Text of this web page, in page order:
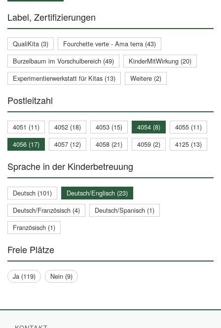
Label, Zertifizierungen
QualiKita (3)
Fourchette verte - Ama terra (43)
Burzelbaum im Vorschulbereich (49)
KinderMitWirkung (20)
Experimentierwerkstatt für Kitas (13)
Weitere (2)
Postleitzahl
4051 (11) 4052 (18) 4053 (15) 4054 (8)
4055 (11)
4056 (17)
4057 (12) 4058 (21) 4059 (2) 4125 (13)
Sprache in der Kinderbetreuung
Deutsch (101)
Deutsch/Englisch (23)
Deutsch/Französisch (4)
Deutsch/Spanisch (1)
Französisch (1)
Freie Plätze
Ja (119) Nein (9)